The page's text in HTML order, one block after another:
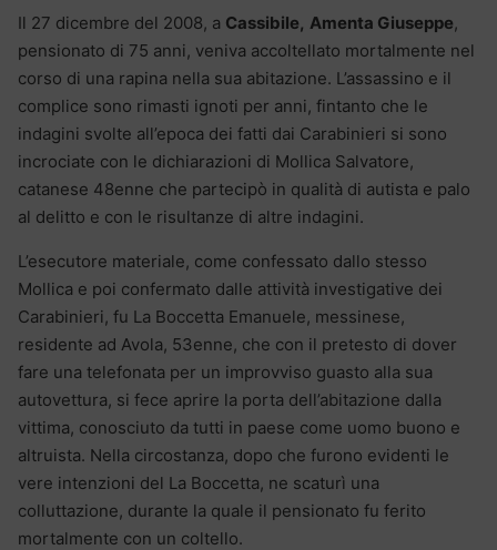
Il 27 dicembre del 2008, a Cassibile, Amenta Giuseppe,
pensionato di 75 anni, veniva accoltellato mortalmente nel
corso di una rapina nella sua abitazione. L’assassino e il
complice sono rimasti ignoti per anni, fintanto che le
indagini svolte all’epoca dei fatti dai Carabinieri si sono
incrociate con le dichiarazioni di Mollica Salvatore,
catanese 48enne che partecipò in qualità di autista e palo
al delitto e con le risultanze di altre indagini.
L’esecutore materiale, come confessato dallo stesso
Mollica e poi confermato dalle attività investigative dei
Carabinieri, fu La Boccetta Emanuele, messinese,
residente ad Avola, 53enne, che con il pretesto di dover
fare una telefonata per un improvviso guasto alla sua
autovettura, si fece aprire la porta dell’abitazione dalla
vittima, conosciuto da tutti in paese come uomo buono e
altruista. Nella circostanza, dopo che furono evidenti le
vere intenzioni del La Boccetta, ne scaturì una
colluttazione, durante la quale il pensionato fu ferito
mortalmente con un coltello.